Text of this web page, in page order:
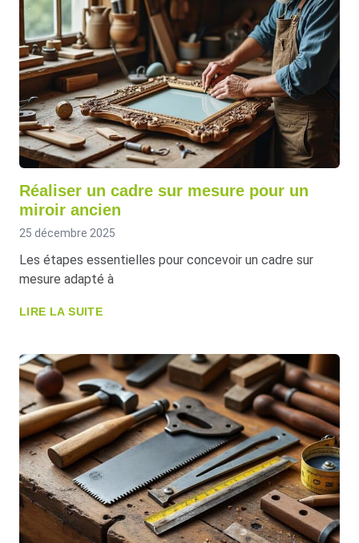
Réaliser un cadre sur mesure pour un
miroir ancien
25 décembre 2025
Les étapes essentielles pour concevoir un cadre sur
mesure adapté à
LIRE LA SUITE